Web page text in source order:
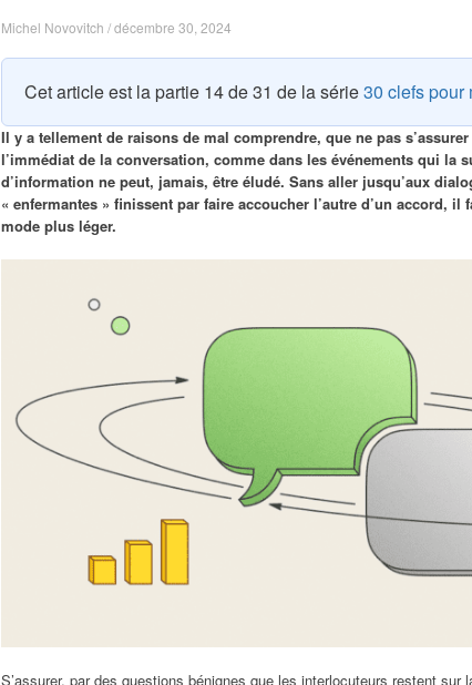
Michel Novovitch / décembre 30, 2024
Cet article est la partie 14 de 31 de la série30 clefs pour
Il y a tellement de raisons de mal comprendre, que ne pas
l’immédiat de la conversation, comme dans les événements qui la
d’information ne peut, jamais, être éludé. Sans aller jusqu’aux
« enfermantes » finissent par faire accoucher l’autre d’un accord,
mode plus léger.
S’assurer, par des questions bénignes que les interlocuteurs restent